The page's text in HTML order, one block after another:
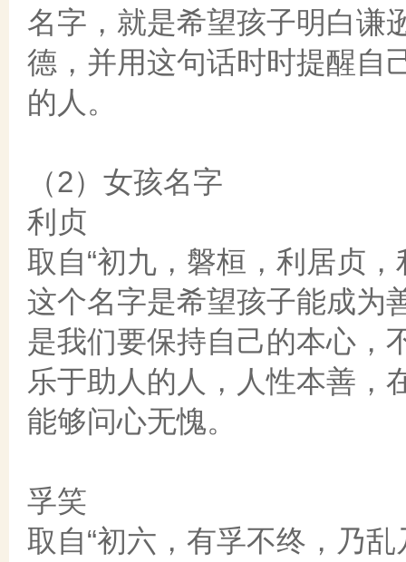
名字，就是希望孩子明白谦
德，并用这句话时时提醒自
的人。
（2）女孩名字
利贞
取自“初九，磐桓，利居贞
这个名字是希望孩子能成为
是我们要保持自己的本心，
乐于助人的人，人性本善，
能够问心无愧。
孚笑
取自“初六，有孚不终，乃